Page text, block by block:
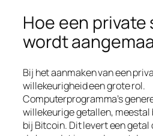
Hoe een private
wordt
Bij het aanmaken van een
willekeurigheid een grote rol.
Computerprogramma’s
willekeurige getallen,
bij Bitcoin. Dit levert een getal